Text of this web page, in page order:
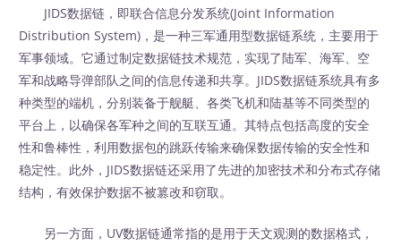
JIDS数据链，即联合信息分发系统(Joint Information
Distribution System)，是一种三军通用型数据链系统，主要用于
军事领域。它通过制定数据链技术规范，实现了陆军、海军、空
军和战略导弹部队之间的信息传递和共享。JIDS数据链系统具有多
种类型的端机，分别装备于舰艇、各类飞机和陆基等不同类型的
平台上，以确保各军种之间的互联互通。其特点包括高度的安全
性和鲁棒性，利用数据包的跳跃传输来确保数据传输的安全性和
稳定性。此外，JIDS数据链还采用了先进的加密技术和分布式存储
结构，有效保护数据不被篡改和窃取。
另一方面，UV数据链通常指的是用于天文观测的数据格式，